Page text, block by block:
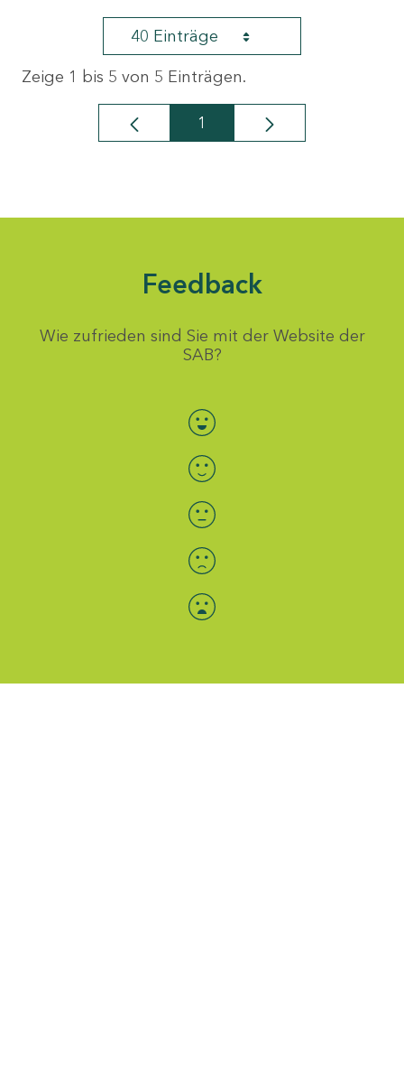
40 Einträge
Zeige 1 bis 5 von 5 Einträgen.
Seite
1
Feedback
Wie zufrieden sind Sie mit der Website der
SAB?
Bewertung auswählen